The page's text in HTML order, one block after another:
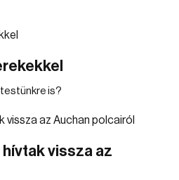
testünkre is?
vissza az